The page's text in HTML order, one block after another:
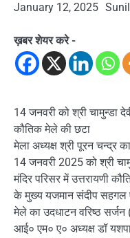
January 12, 2025
ख़बर शेयर करे -
14 जनवरी को श्री चामुन्डा
कौतिक मेले की छटा
मेला अध्यक्ष श्री पूरन चन्द्र
14 जनवरी 2025 को श्री
मंदिर परिसर में उत्तरायणी
के मुख्य यजमान संदीप सहगल
मेले का उदधाटन वरिष्ठ
आई० एम० ए० अध्यक्ष डॉ